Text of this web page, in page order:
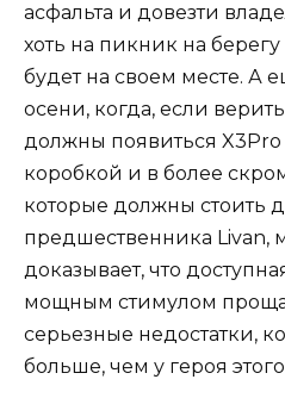
асфальта и довезти
хоть на пикник на
будет на своем месте. А
осени, когда, если
должны появиться
коробкой и в более
которые должны стоить
предшественника Livan,
доказывает, что
мощным стимулом
серьезные недостатки,
больше, чем у героя этого